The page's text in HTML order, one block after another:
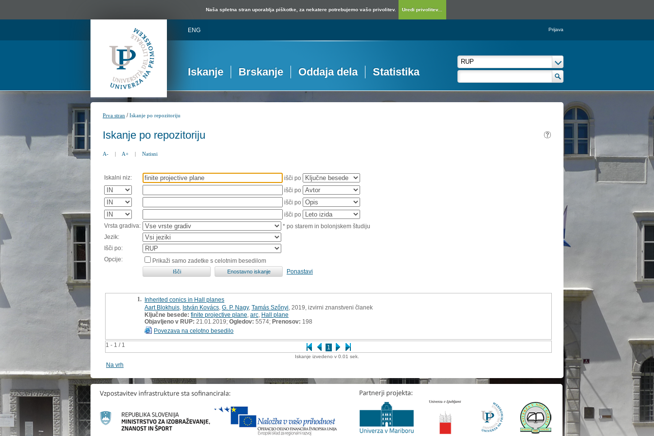
Naša spletna stran uporablja piškotke, za nekatere potrebujemo vašo privolitev. Uredi privolitev...
ENG Prijava
Iskanje Brskanje Oddaja dela Statistika
Prva stran /Iskanje po repozitoriju
Iskanje po repozitoriju
A- | A+ | Natisni
Iskalni niz:
išči po
išči po
išči po
išči po
Vrsta gradiva:
* po starem in bolonjskem študiju
Jezik:
Išči po:
Opcije:
Prikaži samo zadetke s celotnim besedilom
Ponastavi
1 - 1 / 1 1
1. Inherited conics in Hall planes
Aart Blokhuis István Kovács G. P. Nagy, Tamás Szőnyi , 2019, izvirni znanstveni članek
Ključne besede: finite projective plane arc Hall plane
Objavljeno v RUP: 21.01.2019; Ogledov: 5574; Prenosov: 198
Povezava na celotno besedilo
Iskanje izvedeno v 0.01 sek.
Na vrh